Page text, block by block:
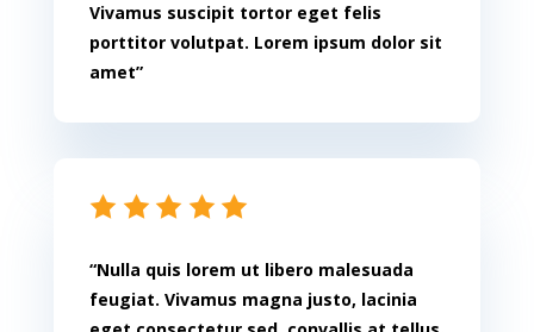
Vivamus suscipit tortor eget felis
porttitor volutpat. Lorem ipsum dolor sit
amet”
“Nulla quis lorem ut libero malesuada
feugiat. Vivamus magna justo, lacinia